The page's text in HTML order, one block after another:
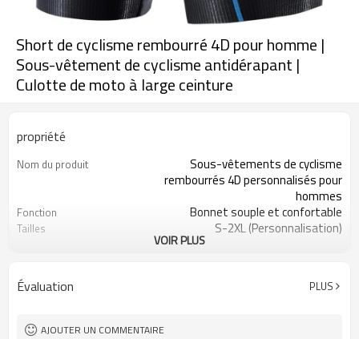
Short de cyclisme rembourré 4D pour homme |
Sous-vêtement de cyclisme antidérapant |
Culotte de moto à large ceinture
propriété
Nom du produit
Sous-vêtements de cyclisme
rembourrés 4D personnalisés pour
hommes
Fonction Bonnet souple et confortable
Tailles S-2XL (Personnalisation)
Artisanat
Conseils d'entretien Lavage en machine
commande
VOIR PLUS
Évaluation PLUS
AJOUTER UN COMMENTAIRE